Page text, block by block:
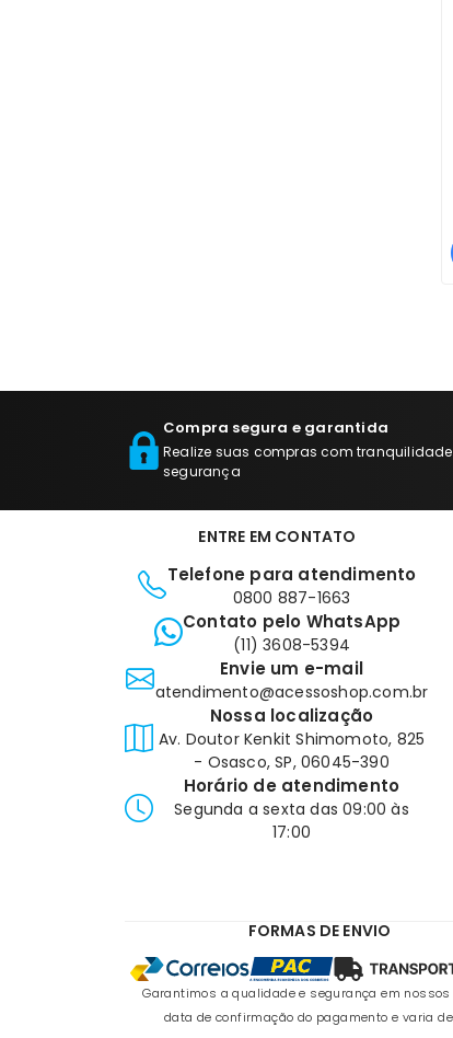
Compra segura e garantida
Realize suas compras com
segurança
ENTRE EM CONTATO
Telefone para atendimento
0800 887-1663
Contato pelo WhatsApp
(11) 3608-5394
Envie um e-mail
atendimento@acessoshop.com.br
Nossa localização
Av. Doutor Kenkit Shimomoto, 825
- Osasco, SP, 06045-390
Horário de atendimento
Segunda a sexta das 09:00 às
17:00
FORMAS DE ENVIO
Garantimos a qualidade e segurança em
data de confirmação do pagamento e varia